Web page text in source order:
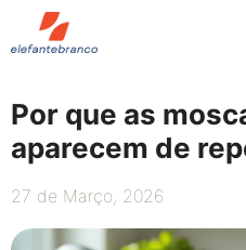
Saltar
para
Por que as
aparecem de
27 de Março, 2026